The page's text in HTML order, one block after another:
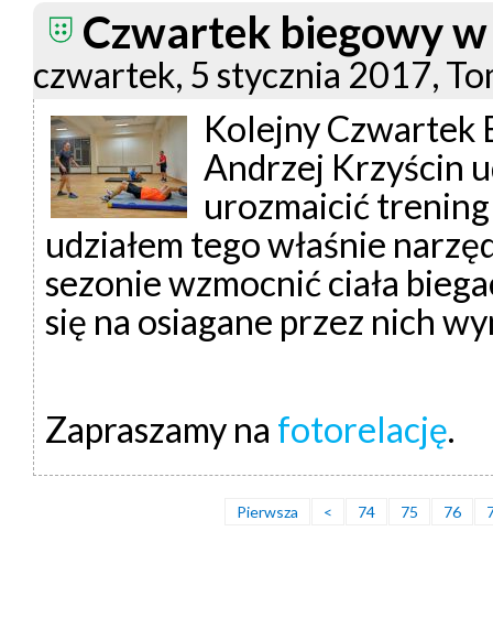
Czwartek biegowy
czwartek, 5 stycznia 2017,
Kolejny Czwartek
Andrzej Krzyścin
urozmaicić trening
udziałem tego właśnie
sezonie wzmocnić ciała
się na osiagane przez nich
Zapraszamy na fotorelację.
Pierwsza < 74 75 76